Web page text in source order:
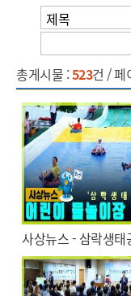
총게시물 :523건 / 페
"20.3.1일부터 유
유튜브 동영상을
브라우저를 업데이트(크롬, 엣지, 파이어폭스,